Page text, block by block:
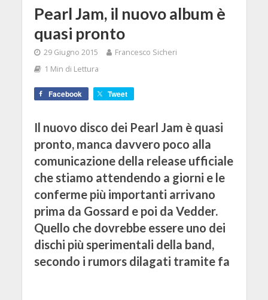
Pearl Jam, il nuovo album è
quasi pronto
29 Giugno 2015
Francesco Sicheri
1 Min di Lettura
Facebook Tweet
Il nuovo disco dei Pearl Jam è quasi
pronto, manca davvero poco alla
comunicazione della release ufficiale
che stiamo attendendo a giorni e le
conferme più importanti arrivano
prima da Gossard e poi da Vedder.
Quello che dovrebbe essere uno dei
dischi più sperimentali della band,
secondo i rumors dilagati tramite fa